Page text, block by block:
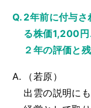
2年前に付与さ
る株価1,200
２年の評価と
（若原）
出雲の説明に